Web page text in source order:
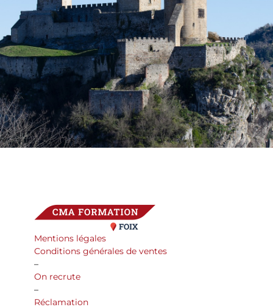
Mentions légales
Conditions générales de ventes
–
On recrute
–
Réclamation